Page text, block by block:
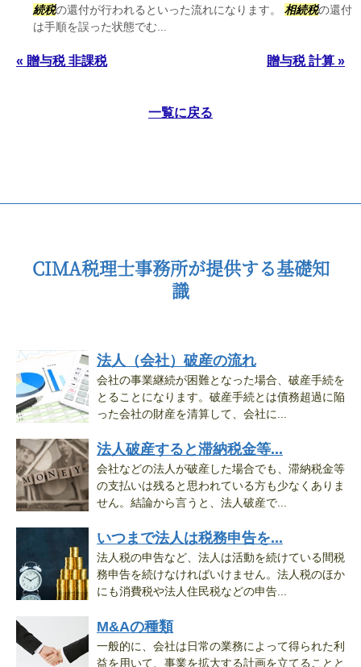
続税の還付が行われるといった流れになります。 相続税の還付
は手順を誤った状態でむ...
« 贈与税 非課税 贈与税 計算 »
一覧に戻る
CIMA税理士事務所が提供する基礎知
識
法人（会社）破産の流れ
会社の事業継続が困難となった場合、破産手続を
とることになります。破産手続とは債務超過に陥
った会社の財産を清算して、会社に...
法人破産すると滞納税金等...
会社などの法人が破産した場合でも、滞納税金等
の支払いは残ると思われている方も少なくありま
せん。結論から言うと、法人破産で...
いつまで法人は税務申告を...
法人税の申告など、法人は活動を続けている間税
務申告を続けなければいけません。法人税のほか
にも消費税や法人住民税などの申告...
M&Aの種類
一般的に、会社は日常の業務によって得られた利
益を用いて、事業を拡大する計画を立てることと